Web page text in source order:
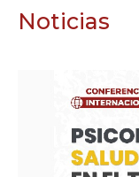
Noticias